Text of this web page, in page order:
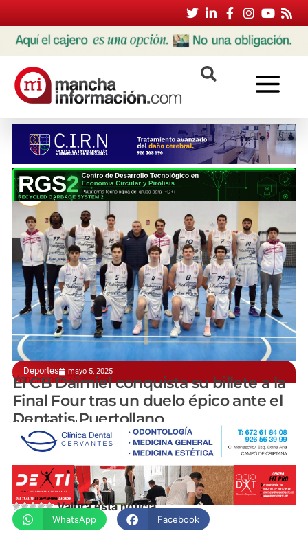
Deportes mayo 5, 2025
Venció por 75-61
El CB Daimiel conquista su billete a la
Final Four tras un duelo épico ante el
Dentatis Puertollano
Carlos Garrido
Valora esta noticia
WhatsApp Facebook